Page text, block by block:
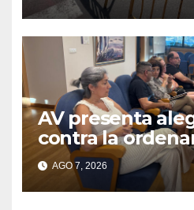
AV presenta
contra la
residuos del
considerar que
cargas
AGO 7, 2026